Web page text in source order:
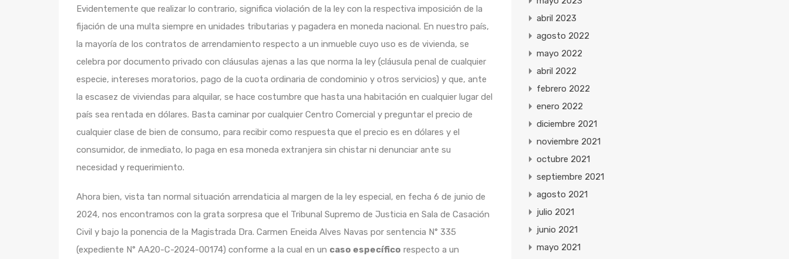
Evidentemente que realizar lo contrario, significa violación de la ley con la respectiva imposición de la
fijación de una multa siempre en unidades tributarias y pagadera en moneda nacional. En nuestro país,
la mayoría de los contratos de arrendamiento respecto a un inmueble cuyo uso es de vivienda, se
celebra por documento privado con cláusulas ajenas a las que norma la ley (cláusula penal de cualquier
especie, intereses moratorios, pago de la cuota ordinaria de condominio y otros servicios) y que, ante
la escasez de viviendas para alquilar, se hace costumbre que hasta una habitación en cualquier lugar del
país sea rentada en dólares. Basta caminar por cualquier Centro Comercial y preguntar el precio de
cualquier clase de bien de consumo, para recibir como respuesta que el precio es en dólares y el
consumidor, de inmediato, lo paga en esa moneda extranjera sin chistar ni denunciar ante su
necesidad y requerimiento.
Ahora bien, vista tan normal situación arrendaticia al margen de la ley especial, en fecha 6 de junio de
2024, nos encontramos con la grata sorpresa que el Tribunal Supremo de Justicia en Sala de Casación
Civil y bajo la ponencia de la Magistrada Dra. Carmen Eneida Alves Navas por sentencia N° 335
(expediente N° AA20-C-2024-00174) conforme a la cual en un caso específico respecto a un
abril 2023
agosto 2022
mayo 2022
abril 2022
febrero 2022
enero 2022
diciembre 2021
noviembre 2021
octubre 2021
septiembre 2021
agosto 2021
julio 2021
junio 2021
mayo 2021